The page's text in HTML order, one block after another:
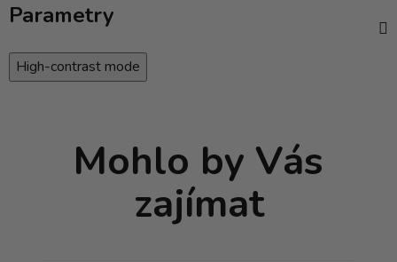
Parametry
High-contrast mode
Mohlo by Vás
zajímat